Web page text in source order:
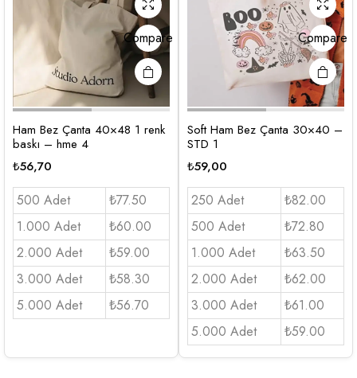
Compare
Ham Bez Çanta 40×48 1 renk
baskı – hme 4
₺56,70
500 Adet
₺77.50
1.000 Adet
₺60.00
2.000 Adet
₺59.00
3.000 Adet
₺58.30
5.000 Adet
₺56.70
Compare
Soft Ham Bez Çanta 30×40 –
STD 1
₺59,00
250 Adet
₺82.00
500 Adet
₺72.80
1.000 Adet
₺63.50
2.000 Adet
₺62.00
3.000 Adet
₺61.00
5.000 Adet
₺59.00